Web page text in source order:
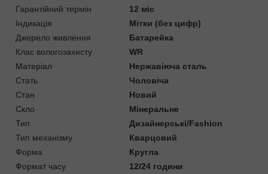
Гарантійний термін
12 міс
Індикація
Мітки (без цифр)
Джерело живлення
Батарейка
Клас вологозахисту
WR
Матеріал
Нержавіюча сталь
Стать
Чоловіча
Стан
Новий
Скло
Мінеральне
Тип
Дизайнерські/Fashion
Тип механізму
Кварцовий
Форма
Кругла
Формат часу
12/24 години